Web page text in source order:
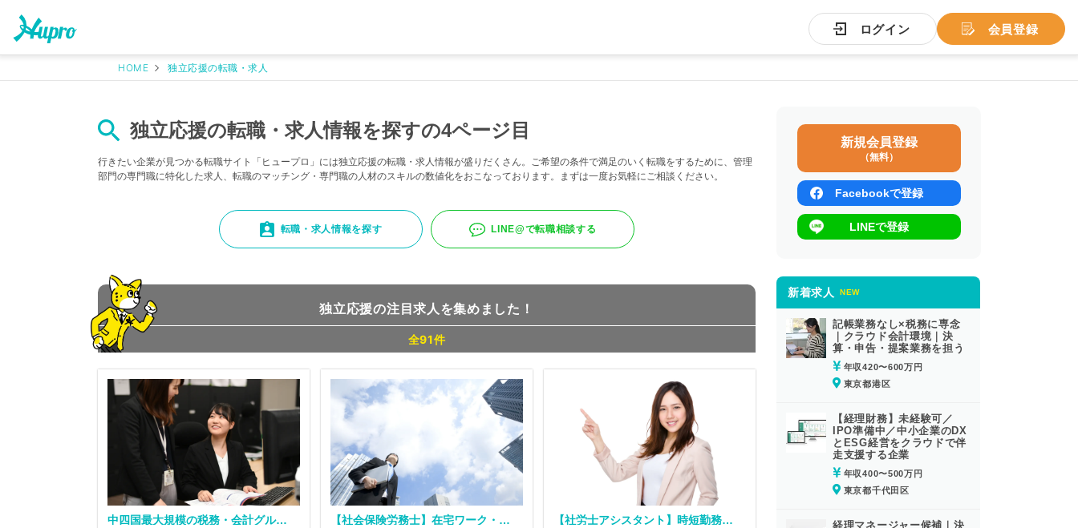
ログイン 会員登録
HOME 独立応援の転職・求人
独立応援の転職・求人情報を探すの4ページ目
行きたい企業が見つかる転職サイト「ヒュープロ」には独立応援の転職・求人情報が盛りだくさん。ご希望の条件で満足のいく転職をするために、管理
部門の専門職に特化した求人、転職のマッチング・専門職の人材のスキルの数値化をおこなっております。まずは一度お気軽にご相談ください。
転職・求人情報を探す LINE@で転職相談する
独立応援の注目求人を集めました！
全91件
中四国最大規模の税務・会計グループ｜税務を軸に、事業承継・M&A・DXまで横断して経営支援に関われる環境 【社会保険労務士】在宅ワーク・フレックス制度充実／中小企業・スタートアップ支援に情熱を注ぐ税理士法人で、社労士法人立ち上げメンバー募集！ 【社労士アシスタント】時短勤務可・年間休日125日！／助成金業務という専門性の高い分野からスタートし、給与計算や労務管理まで幅広い実務経験を積むことができる社労士法人
新規会員登録
（無料）
Facebookで登録
LINEで登録
新着求人 NEW
記帳業務なし×税務に専念
｜クラウド会計環境｜決
算・申告・提案業務を担う
年収420〜600万円
東京都港区
【経理財務】未経験可／
IPO準備中／中小企業のDX
とESG経営をクラウドで伴
走支援する企業
年収400〜500万円
東京都千代田区
経理マネージャー候補｜決